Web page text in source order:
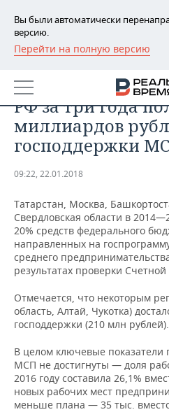
Вы были автоматически
версию.
Перейти на полную версию
РЕГИОНЫ
БАШКОРТОСТАН
ТАТАРСТАН
УДМУРТИЯ
НОВОСТИ
АНАЛИТИКА
НОВОСТИ АНАЛИТИКИ
ДЕКЛАРАЦИИ О ДОХОДАХ
КОРОЛИ ГОСЗАКАЗА ПФО
ВУЗЫ ТАТАРСТАНА
КОМУ ПРИНАДЛЕЖАТ
ТАТАРСТАНА
ЭКОНОМИКА
НОВОСТИ ЭКОНОМИКИ
ФИНАНСЫ
БАНКИ
БЮДЖЕТ
ИНВЕСТИЦИИ
ПРОМЫШЛЕННОСТЬ
НОВОСТИ
ПРОМЫШЛЕННОСТИ
АГРОПРОМ
НЕФТЕХИМИЯ
НЕФТЬ
ОПК
НЕДВИЖИМОСТЬ
НОВОСТИ
АВТО
НОВОСТИ АВТО
БИЗНЕС
НОВОСТИ БИЗНЕСА
ТРАНСПОРТ
УСЛУГИ
ТЕХНОЛОГИИ
IT
МЕДИА
НОВОСТИ МЕРОПРИЯТИЙ
ВЫЕЗДНАЯ РЕДАКЦИЯ
СПОРТ
НОВОСТИ СПОРТА
ОБЩЕСТВО
Татарстан и еще
РФ за три года
миллиардов
господдержки
09:22, 22.01.2018
Татарстан, Москва,
Свердловская области в
20% средств федерального
направленных на
среднего
результатах проверки
Отмечается, что некоторым
область, Алтай, Чукотка)
господдержки (210 млн рублей).
В целом ключевые показатели
МСП не достигнуты — доля
2016 году составила 26,1%
новых рабочих мест
меньше плана — 35 тыс.